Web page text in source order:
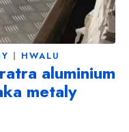
HWALU
aluminium
metaly